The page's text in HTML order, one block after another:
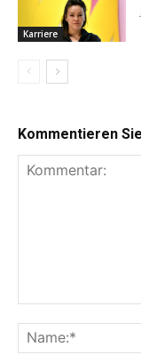
Karriere
Kommentieren